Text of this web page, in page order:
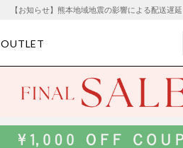
【お知らせ】熊本地域地震の影響による配送遅延
OUTLET